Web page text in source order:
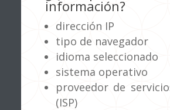
información?
dirección IP
tipo de navegador
idioma seleccionado
sistema operativo
proveedor de
(ISP)